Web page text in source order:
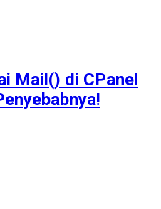
Mail() di CPanel